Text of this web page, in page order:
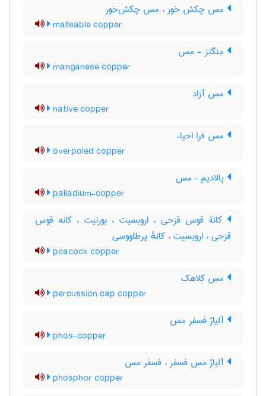
مس چکش خور ، مس چکش‌خور
malleable copper
منگنز - مس
manganese copper
مس آزاد
native copper
مس فرا احیاء
overpoled copper
پالادیم – مس
palladium-copper
کانۀ قوس قزحی ، اروبسیت ، بورنیت ، کانه قوس
قزحی ، ارویسیت ، کانهٔ پرطاووسی
peacock copper
مس کلاهک
percussion cap copper
آلیاژ فسفر مس
phos-copper
آلیاژ مس فسفر ، فسفر مس
phosphor copper